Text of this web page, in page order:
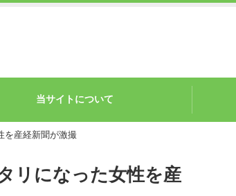
当サイトについて
産経新聞が激撮
リになった女性を産